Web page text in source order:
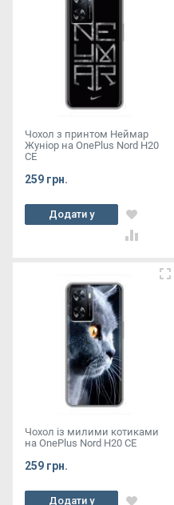
Чохол з принтом Неймар
Жуніор на OnePlus Nord Н20
СЕ
259 грн.
Додати у
кошик
Чохол із милими котиками
на OnePlus Nord Н20 СЕ
259 грн.
Додати у